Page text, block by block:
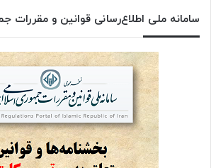
سامانه ملی اطلاع‌رسانی قوانین و مقررات